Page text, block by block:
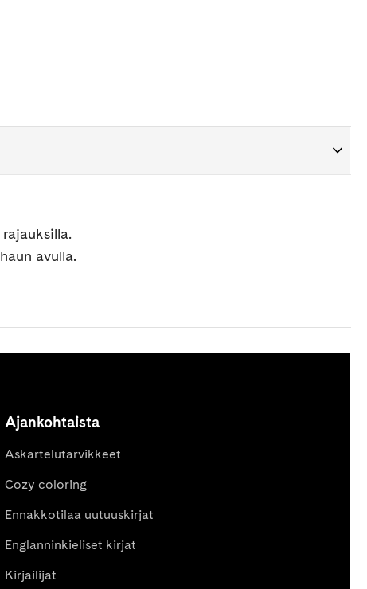
avulla.
Ajankohtaista
Askartelutarvikkeet
Cozy coloring
Ennakkotilaa uutuuskirjat
Englanninkieliset kirjat
Kirjailijat